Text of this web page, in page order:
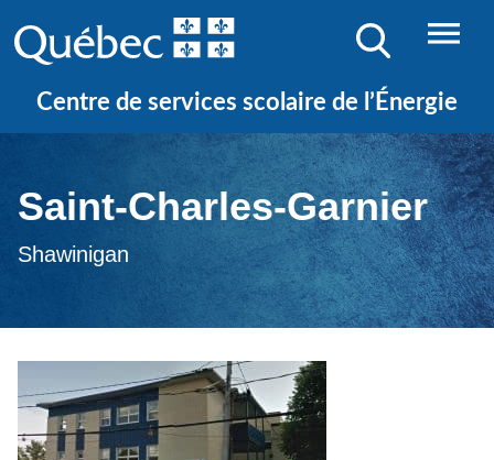
Centre de services scolaire de l’Énergie
Saint-Charles-Garnier
Shawinigan